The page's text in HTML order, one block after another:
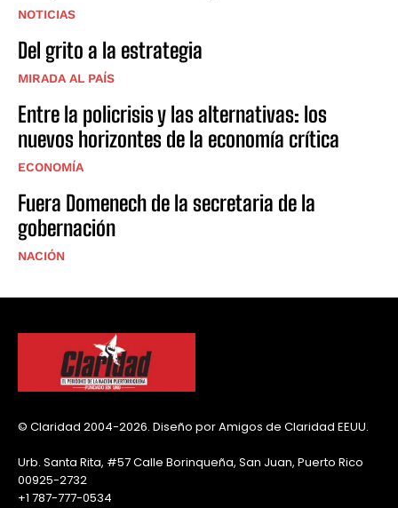
NOTICIAS
Del grito a la estrategia
MIRADA AL PAÍS
Entre la policrisis y las alternativas: los
nuevos horizontes de la economía crítica
ECONOMÍA
Fuera Domenech de la secretaria de la
gobernación
NACIÓN
© Claridad 2004-2026. Diseño por Amigos de Claridad EEUU.
Urb. Santa Rita, #57 Calle Borinqueña, San Juan, Puerto Rico
00925-2732
+1 787-777-0534